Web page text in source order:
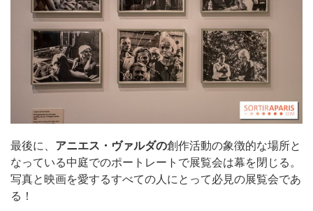
最後に、 アニエス・ヴァルダの創作活動の象徴的な場所と
なっている中庭でのポートレートで展覧会は幕を閉じる。
写真と映画を愛するすべての人にとって必見の展覧会であ
る！